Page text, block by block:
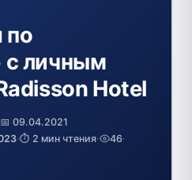
по
личным
Hotel
📅 09.04.2021
·⏱️ 2 мин чтения· 46·